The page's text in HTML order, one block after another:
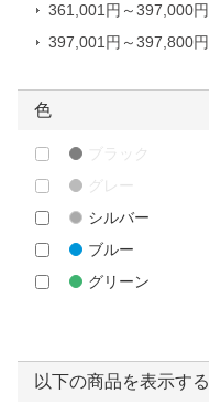
361,001円～397,000円
397,001円～397,800円
色
ブラック
グレー
シルバー
ブルー
グリーン
ピンク
以下の商品を表示する